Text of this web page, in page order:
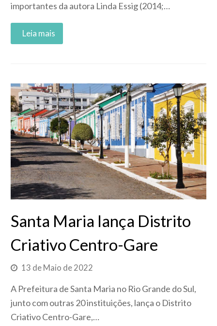
importantes da autora Linda Essig (2014;…
Santa Maria lança Distrito
Criativo Centro-Gare
13 de Maio de 2022
A Prefeitura de Santa Maria no Rio Grande do Sul,
junto com outras 20 instituições, lança o Distrito
Criativo Centro-Gare,…